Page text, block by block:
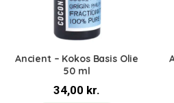
Ancient – Kokos Basis Olie
50 ml
34,00 kr.